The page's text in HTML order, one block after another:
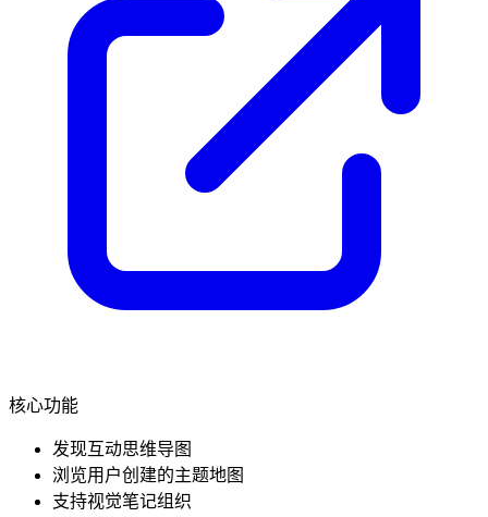
核心功能
发现互动思维导图
浏览用户创建的主题地图
支持视觉笔记组织